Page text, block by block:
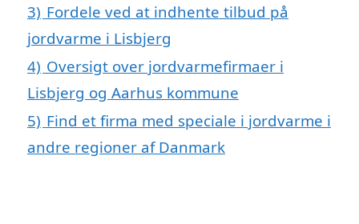
3) Fordele ved at indhente tilbud på
jordvarme i Lisbjerg
4) Oversigt over jordvarmefirmaer i
Lisbjerg og Aarhus kommune
5) Find et firma med speciale i jordvarme i
andre regioner af Danmark